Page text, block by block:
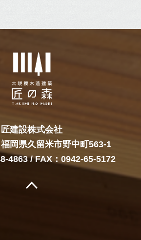
匠建設株式会社
岡県久留米市野中町563-1
4863/ FAX：0942-65-5172